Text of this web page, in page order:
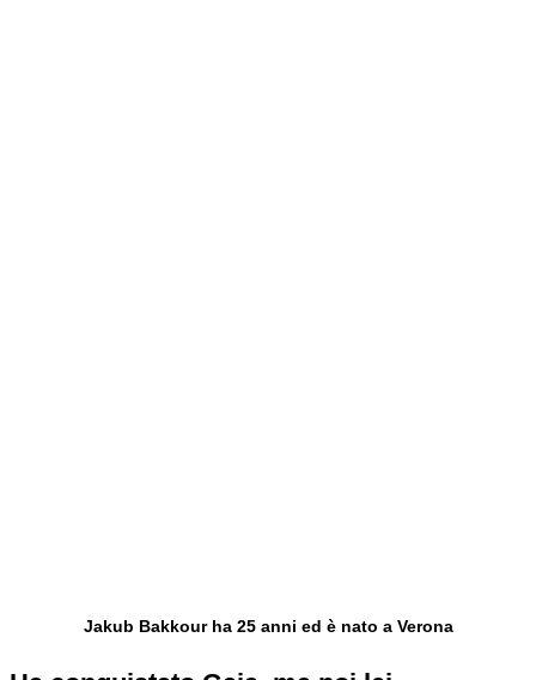
Jakub Bakkour ha 25 anni ed è nato a Verona